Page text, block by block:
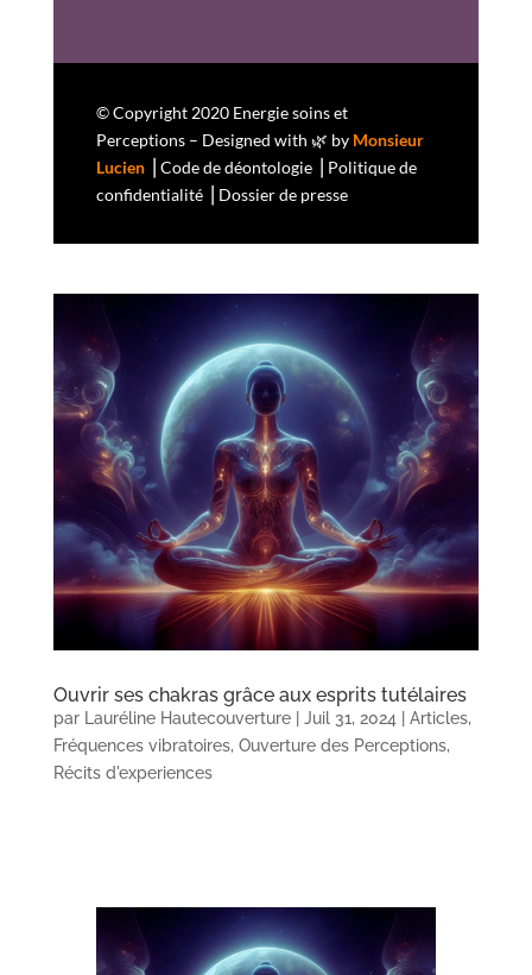
© Copyright 2020 Energie soins et
Perceptions – Designed with 🌿 by Monsieur
Lucien⎟ Code de déontologie⎟ Politique de
confidentialité⎟ Dossier de presse
Ouvrir ses chakras grâce aux esprits tutélaires
par Lauréline Hautecouverture| Juil 31, 2024| Articles,
Fréquences vibratoires, Ouverture des Perceptions,
Récits d'experiences